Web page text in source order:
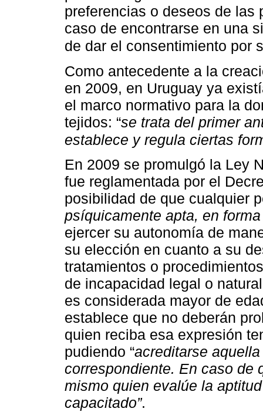
preferencias o deseos de las
caso de encontrarse en una
de dar el consentimiento por
Como antecedente a la
en 2009, en Uruguay ya
el marco normativo para la
tejidos: “se trata del primer
establece y regula ciertas
En 2009 se promulgó la Ley
fue reglamentada por el
posibilidad de que cualquier
psíquicamente apta, en
ejercer su autonomía de
su elección en cuanto a su
tratamientos o
de incapacidad legal o
es considerada mayor de
establece que no deberán
quien reciba esa expresión
pudiendo “acreditarse
correspondiente. En caso de
mismo quien evalúe la
capacitado”.